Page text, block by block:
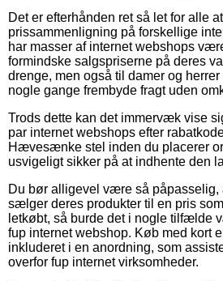
Det er efterhånden ret så let for alle
prissammenligning på forskellige
har masser af internet webshops
formindske salgspriserne på deres
drenge, men også til damer og
nogle gange frembyde fragt uden
Trods dette kan det immervæk vise
par internet webshops efter
Hævesænke stel inden du placerer
usvigeligt sikker på at indhente den
Du bør alligevel være så påpasselig,
sælger deres produkter til en pris
letkøbt, så burde det i nogle tilfælde
fup internet webshop. Køb med kort
inkluderet i en anordning, som
overfor fup internet virksomheder.